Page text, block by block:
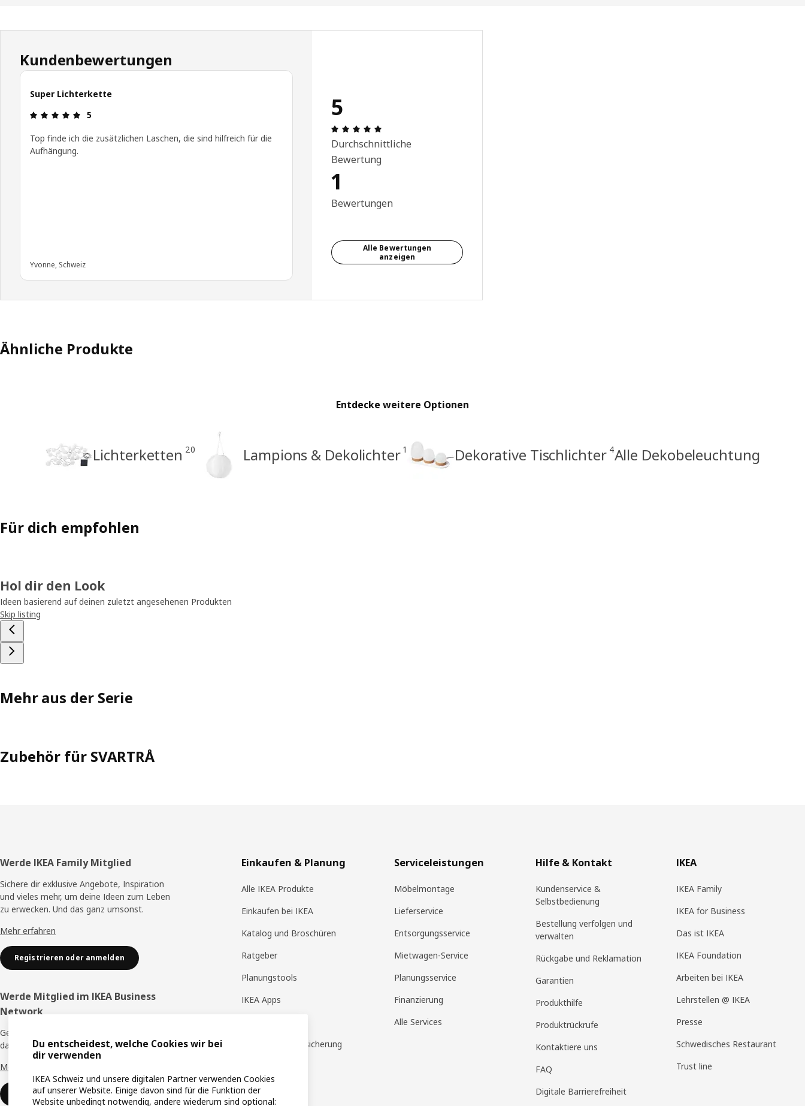
Kundenbewertungen
Super Lichterkette
Bewertung: 5 von 5 Sterne
5
Top finde ich die zusätzlichen Laschen, die sind hilfreich für die
Aufhängung.
Yvonne, Schweiz
5
Durchschnittliche
Bewertung
1
Bewertungen
Alle Bewertungen
anzeigen
Ähnliche Produkte
Entdecke weitere Optionen
Lichterketten 20 Lampions & Dekolichter 1 Dekorative Tischlichter 4Alle Dekobeleuchtung
Für dich empfohlen
Hol dir den Look
Ideen basierend auf deinen zuletzt angesehenen Produkten
Skip listing
Mehr aus der Serie
Zubehör für SVARTRÅ
Fusszeile
Werde IKEA Family Mitglied
Sichere dir exklusive Angebote, Inspiration
und vieles mehr, um deine Ideen zum Leben
zu erwecken. Und das ganz umsonst.
Mehr erfahren
Registrieren oder anmelden
Werde Mitglied im IKEA Business
Network
Geniesse zahlreiche exklusive Vorteile, um
das Leben bei der Arbeit zu verbessern.
Mehr erfahren
Registrieren oder anmelden
Einkaufen & Planung
Alle IKEA Produkte
Einkaufen bei IKEA
Katalog und Broschüren
Ratgeber
Planungstools
IKEA Apps
IKEA Hausratversicherung
Serviceleistungen
Möbelmontage
Lieferservice
Entsorgungsservice
Mietwagen-Service
Planungsservice
Finanzierung
Alle Services
Hilfe & Kontakt
Kundenservice &
Selbstbedienung
Bestellung verfolgen und
verwalten
Rückgabe und Reklamation
Garantien
Produkthilfe
Produktrückrufe
Kontaktiere uns
FAQ
Digitale Barrierefreiheit
IKEA
IKEA Family
IKEA for Business
Das ist IKEA
IKEA Foundation
Arbeiten bei IKEA
Lehrstellen @ IKEA
Presse
Schwedisches Restaurant
Trust line
Du entscheidest, welche Cookies wir bei
dir verwenden
IKEA Schweiz und unsere digitalen Partner verwenden Cookies
auf unserer Website. Einige davon sind für die Funktion der
Website unbedingt notwendig, andere wiederum sind optional: